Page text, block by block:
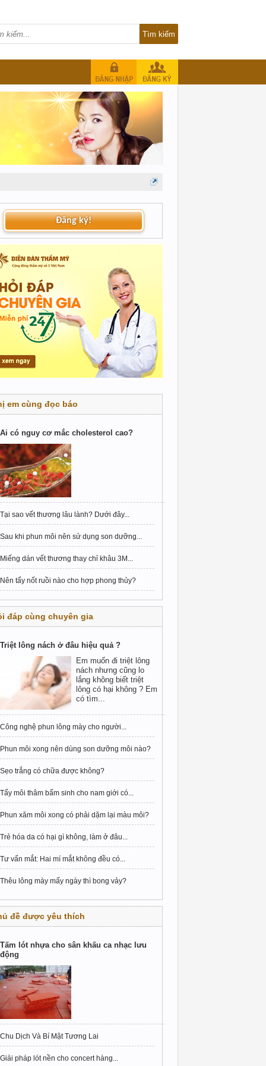
Đăng ký!
em cùng đọc báo
Ai có nguy cơ mắc cholesterol cao?
Tại sao vết thương lâu lành? Dưới đây...
Sau khi phun môi nên sử dụng son dưỡng...
Miếng dán vết thương thay chỉ khâu 3M...
Nên tẩy nốt ruồi nào cho hợp phong thủy?
đáp cùng chuyên gia
Triệt lông nách ở đâu hiệu quả ?
Em muốn đi triệt lông
nách nhưng cũng lo
lắng không biết triệt
lông có hại không ? Em
có tìm...
Công nghệ phun lông mày cho người...
Phun môi xong nên dùng son dưỡng môi nào?
Sẹo trắng có chữa được không?
Tẩy môi thâm bẩm sinh cho nam giới có...
Phun xăm môi xong có phải dặm lại màu môi?
Trẻ hóa da có hại gì không, làm ở đâu...
Tư vấn mắt: Hai mí mắt không đều có...
Thêu lông mày mấy ngày thì bong vảy?
đề được yêu thích
Tấm lót nhựa cho sân khấu ca nhạc lưu
động
Chu Dịch Và Bí Mật Tương Lai
Giải pháp lót nền cho concert hàng...